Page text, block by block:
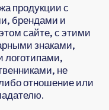
продукции с
брендами и
сайте, с этими
знаками,
логотипами,
не
отношение или